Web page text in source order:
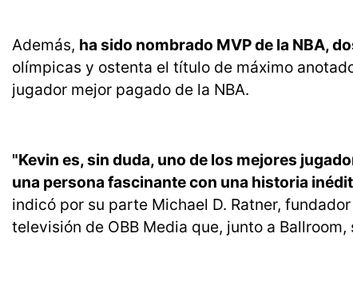
Además, ha sido nombrado MVP de la NBA,
olímpicas y ostenta el título de máximo
jugador mejor pagado de la NBA.
"Kevin es, sin duda, uno de los mejores
una persona fascinante con una historia
indicó por su parte Michael D. Ratner,
televisión de OBB Media que, junto a